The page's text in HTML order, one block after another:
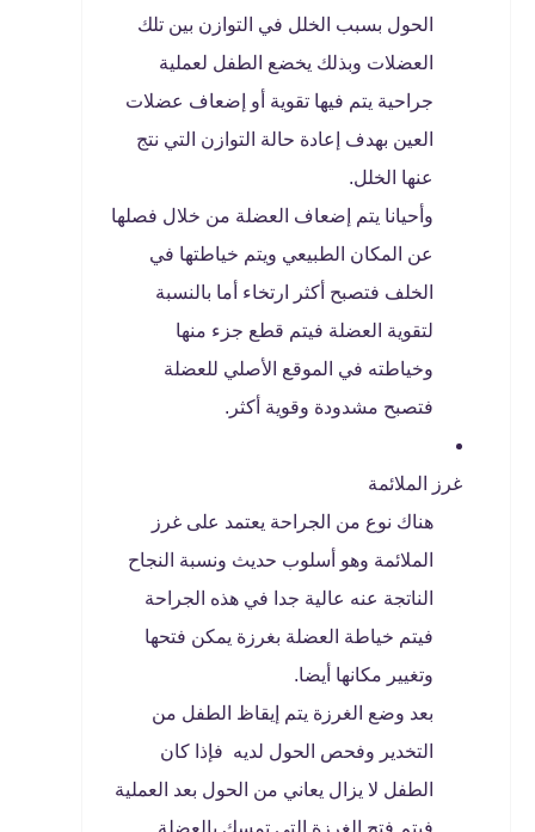
الحول بسبب الخلل في التوازن بين تلك
العضلات وبذلك يخضع الطفل لعملية
جراحية يتم فيها تقوية أو إضعاف عضلات
العين بهدف إعادة حالة التوازن التي نتج
عنها الخلل.
وأحيانا يتم إضعاف العضلة من خلال فصلها
عن المكان الطبيعي ويتم خياطتها في
الخلف فتصبح أكثر ارتخاء أما بالنسبة
لتقوية العضلة فيتم قطع جزء منها
وخياطته في الموقع الأصلي للعضلة
فتصبح مشدودة وقوية أكثر.
غرز الملائمة
هناك نوع من الجراحة يعتمد على غرز
الملائمة وهو أسلوب حديث ونسبة النجاح
الناتجة عنه عالية جدا في هذه الجراحة
فيتم خياطة العضلة بغرزة يمكن فتحها
وتغيير مكانها أيضا.
بعد وضع الغرزة يتم إيقاظ الطفل من
التخدير وفحص الحول لديه فإذا كان
الطفل لا يزال يعاني من الحول بعد العملية
فيتم فتح الغرزة التي تمسك بالعضلة